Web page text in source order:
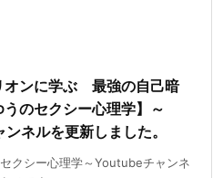
オンに学ぶ 最強の自己暗
のセクシー心理学】～
ネルを更新しました。
セクシー心理学～Youtubeチャンネ